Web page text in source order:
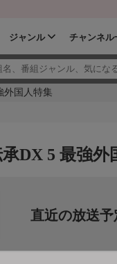
ジャンル チャンネル
外国人特集
DX 5 最強外
直近の放送